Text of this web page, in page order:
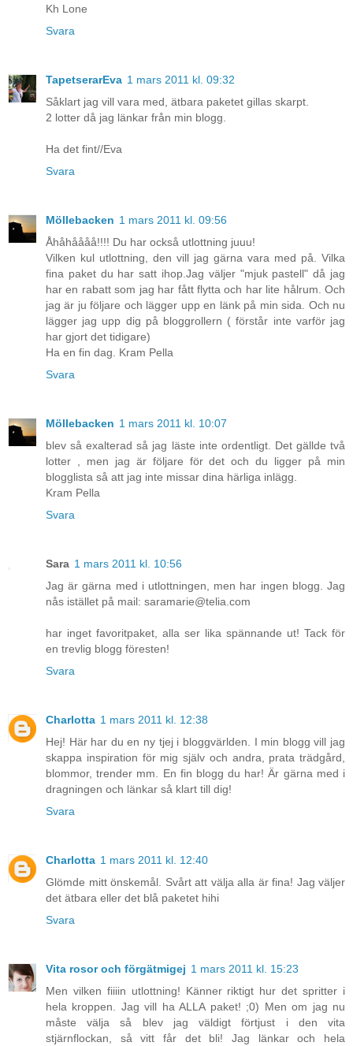
Kh Lone
Svara
TapetserarEva 1 mars 2011 kl. 09:32
Såklart jag vill vara med, ätbara paketet gillas skarpt.
2 lotter då jag länkar från min blogg.
Ha det fint//Eva
Svara
Möllebacken 1 mars 2011 kl. 09:56
Åhåhåååå!!!! Du har också utlottning juuu!
Vilken kul utlottning, den vill jag gärna vara med på. Vilka
fina paket du har satt ihop.Jag väljer "mjuk pastell" då jag
har en rabatt som jag har fått flytta och har lite hålrum. Och
jag är ju följare och lägger upp en länk på min sida. Och nu
lägger jag upp dig på bloggrollern ( förstår inte varför jag
har gjort det tidigare)
Ha en fin dag. Kram Pella
Svara
Möllebacken 1 mars 2011 kl. 10:07
blev så exalterad så jag läste inte ordentligt. Det gällde två
lotter , men jag är följare för det och du ligger på min
blogglista så att jag inte missar dina härliga inlägg.
Kram Pella
Svara
Sara 1 mars 2011 kl. 10:56
Jag är gärna med i utlottningen, men har ingen blogg. Jag
nås istället på mail: saramarie@telia.com
har inget favoritpaket, alla ser lika spännande ut! Tack för
en trevlig blogg föresten!
Svara
Charlotta 1 mars 2011 kl. 12:38
Hej! Här har du en ny tjej i bloggvärlden. I min blogg vill jag
skappa inspiration för mig själv och andra, prata trädgård,
blommor, trender mm. En fin blogg du har! Är gärna med i
dragningen och länkar så klart till dig!
Svara
Charlotta 1 mars 2011 kl. 12:40
Glömde mitt önskemål. Svårt att välja alla är fina! Jag väljer
det ätbara eller det blå paketet hihi
Svara
Vita rosor och förgätmigej 1 mars 2011 kl. 15:23
Men vilken fiiiin utlottning! Känner riktigt hur det spritter i
hela kroppen. Jag vill ha ALLA paket! ;0) Men om jag nu
måste välja så blev jag väldigt förtjust i den vita
stjärnflockan, så vitt får det bli! Jag länkar och hela